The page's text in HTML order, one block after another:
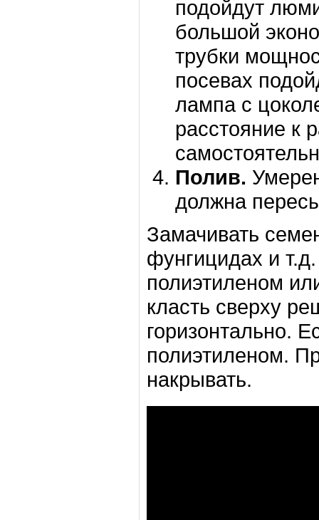
подойдут
большой
трубки
посевах
лампа с
расстояние к
Полив.
должна
Замачивать
фунгицидах и
полиэтиленом
класть сверху
горизонтально.
полиэтиленом.
накрывать.